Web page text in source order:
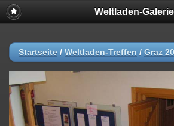
Weltladen-Galerie
Startseite / Weltladen-Treffen / Graz